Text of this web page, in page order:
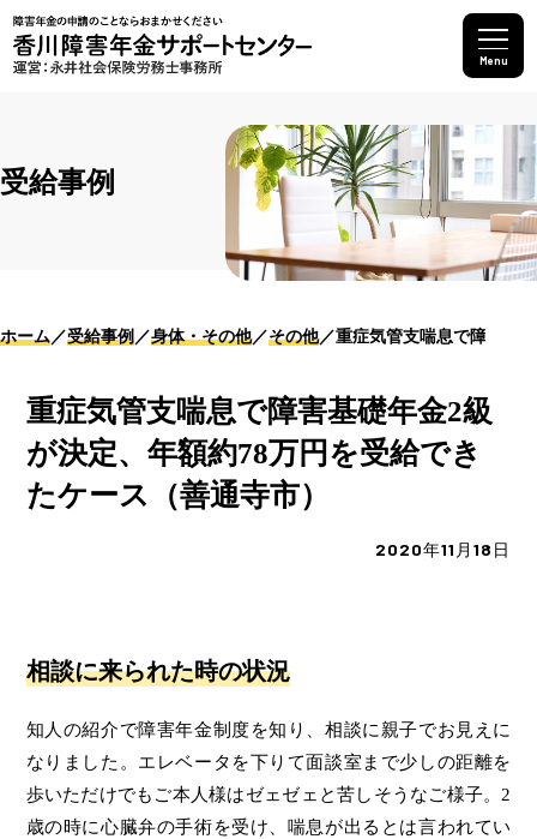
Menu
受給事例
ホーム 受給事例 身体・その他 その他 重症気管支喘息で障害基
重症気管支喘息で障害基礎年金2級
が決定、年額約78万円を受給でき
たケース（善通寺市）
2020年11月18日
相談に来られた時の状況
知人の紹介で障害年金制度を知り、相談に親子でお見えに
なりました。エレベータを下りて面談室まで少しの距離を
歩いただけでもご本人様はゼェゼェと苦しそうなご様子。2
歳の時に心臓弁の手術を受け、喘息が出るとは言われてい